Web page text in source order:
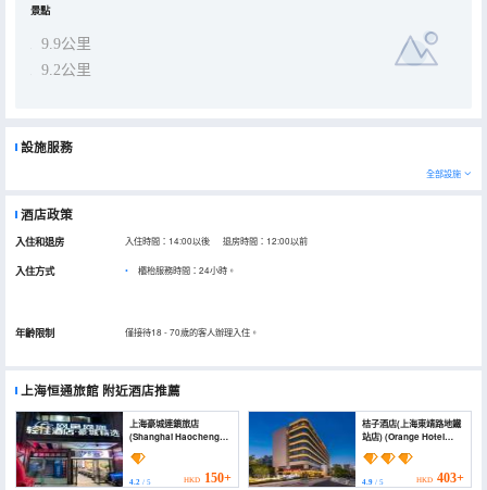
景點
9.9公里
9.2公里
設施服務
全部設施
酒店政策
入住和退房 入住時間：14:00以後 退房時間：12:00以前
入住方式 櫃枱服務時間：24小時。
年齡限制 僅接待18 - 70歲的客人辦理入住。
上海恒通旅館 附近酒店推薦
上海豪城連鎖旅店
(Shanghai Haocheng
Chain Inn)
4.2 / 5 HKD 150+
桔子酒店(上海東靖路地鐵
站店) (Orange Hotel
(Shanghai Dongjing
Road Metro Station))
4.9/ 5 HKD 403+